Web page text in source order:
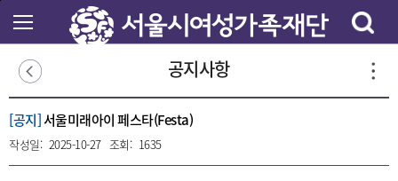
바
기
공지사항
[공지]서울미래아이 페스타(Festa)
작성일: 2025-10-27 조회: 1635